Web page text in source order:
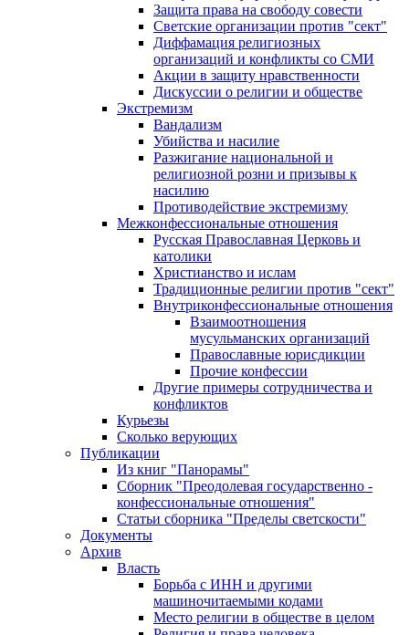
Защита права на свободу совести
Светские организации против "сект"
Диффамация религиозных
организаций и конфликты со СМИ
Акции в защиту нравственности
Дискуссии о религии и обществе
Экстремизм
Вандализм
Убийства и насилие
Разжигание национальной и
религиозной розни и призывы к
насилию
Противодействие экстремизму
Межконфессиональные отношения
Русская Православная Церковь и
католики
Христианство и ислам
Традиционные религии против "сект"
Внутриконфессиональные отношения
Взаимоотношения
мусульманских организаций
Православные юрисдикции
Прочие конфессии
Другие примеры сотрудничества и
конфликтов
Курьезы
Сколько верующих
Публикации
Из книг "Панорамы"
Сборник "Преодолевая государственно -
конфессиональные отношения"
Статьи сборника "Пределы светскости"
Документы
Архив
Власть
Борьба с ИНН и другими
машиночитаемыми кодами
Место религии в обществе в целом